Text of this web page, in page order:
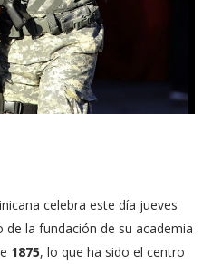
celebra este día jueves
de la fundación de su academia
1875, lo que ha sido el centro